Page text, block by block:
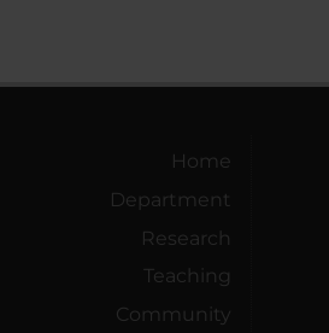
Home
Department
Research
Teaching
Community